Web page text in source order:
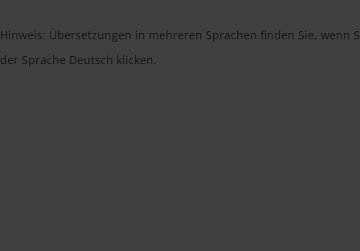
Hinweis: Übersetzungen in mehreren Sprachen finden Sie, wenn
der Sprache Deutsch klicken.